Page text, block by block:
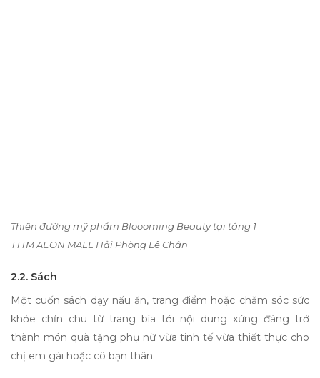
Thiên đường mỹ phẩm Bloooming Beauty tại tầng 1
TTTM AEON MALL Hải Phòng Lê Chân
2.2. Sách
Một cuốn sách dạy nấu ăn, trang điểm hoặc chăm sóc sức
khỏe chỉn chu từ trang bìa tới nội dung xứng đáng trở
thành món quà tặng phụ nữvừa tinh tế vừa thiết thực cho
chị em gái hoặc cô bạn thân.